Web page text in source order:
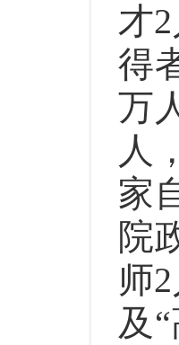
才
得
万
人
家
院
师
及